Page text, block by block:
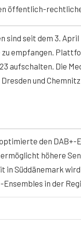
öffentlich-
sind seit dem 3.
zu empfangen.
aufschalten. Die
und Chemnitz
den DAB+-
höhere
in Süddänemark
Ensembles in der